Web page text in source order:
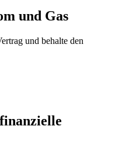
und Gas
und behalte den